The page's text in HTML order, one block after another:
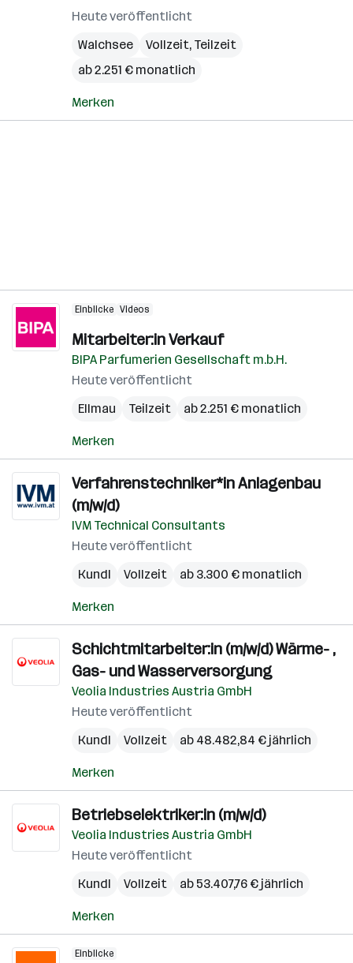
Heute veröffentlicht
Walchsee
Vollzeit, Teilzeit
ab 2.251 € monatlich
Merken
Einblicke Videos
Mitarbeiter:in Verkauf
BIPA Parfumerien Gesellschaft m.b.H.
Heute veröffentlicht
Ellmau
Teilzeit ab 2.251 € monatlich
Merken
Verfahrenstechniker*in Anlagenbau
(m/w/d)
IVM Technical Consultants
Heute veröffentlicht
Kundl
Vollzeit ab 3.300 € monatlich
Merken
Schichtmitarbeiter:in (m/w/d) Wärme- ,
Gas- und Wasserversorgung
Veolia Industries Austria GmbH
Heute veröffentlicht
Kundl
Vollzeit ab 48.482,84 € jährlich
Merken
Betriebselektriker:in (m/w/d)
Veolia Industries Austria GmbH
Heute veröffentlicht
Kundl
Vollzeit ab 53.407,76 € jährlich
Merken
Einblicke